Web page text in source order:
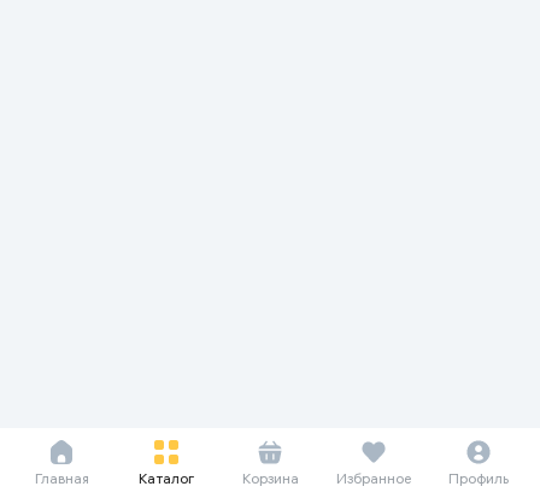
Главная Каталог Корзина Избранное Профиль